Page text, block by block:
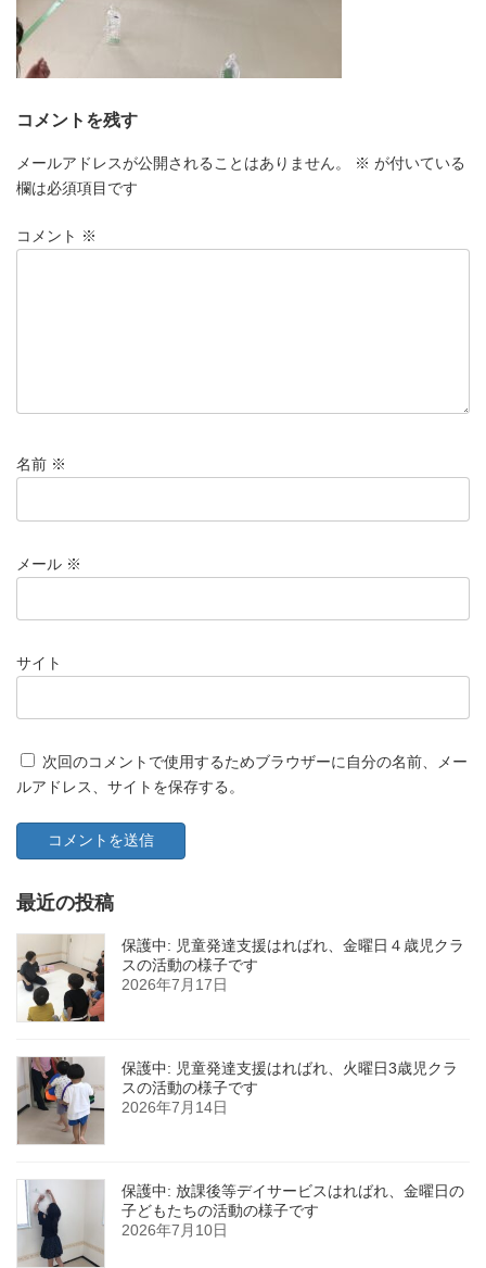
コメントを残す
メールアドレスが公開されることはありません。 ※ が付いている
欄は必須項目です
コメント ※
名前 ※
メール ※
サイト
次回のコメントで使用するためブラウザーに自分の名前、メー
ルアドレス、サイトを保存する。
最近の投稿
保護中: 児童発達支援はればれ、金曜日４歳児クラ
スの活動の様子です
2026年7月17日
保護中: 児童発達支援はればれ、火曜日3歳児クラ
スの活動の様子です
2026年7月14日
保護中: 放課後等デイサービスはればれ、金曜日の
子どもたちの活動の様子です
2026年7月10日